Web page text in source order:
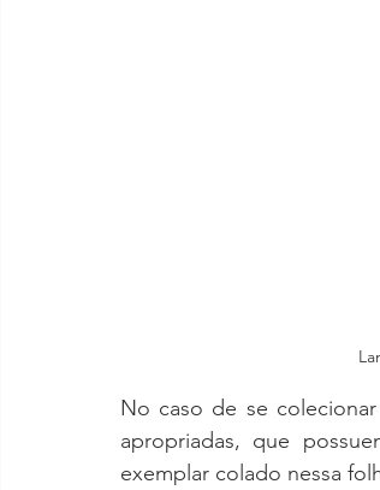
No caso de se
apropriadas, que
exemplar colado nessa